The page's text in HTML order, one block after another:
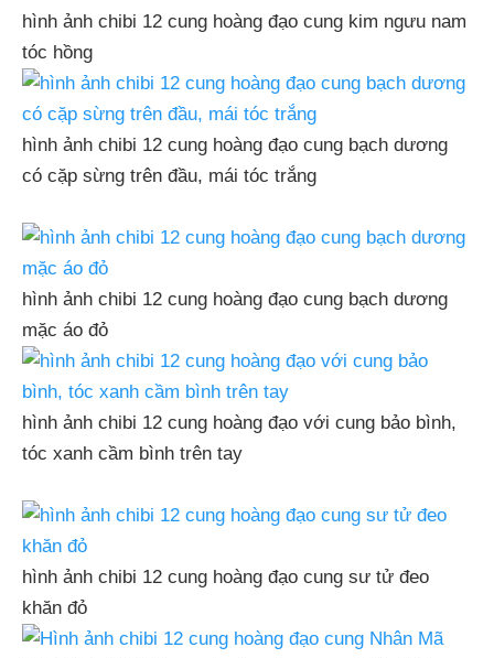
hình ảnh chibi 12 cung hoàng đạo cung kim ngưu nam
tóc hồng
hình ảnh chibi 12 cung hoàng đạo cung bạch dương
có cặp sừng trên đầu, mái tóc trắng
hình ảnh chibi 12 cung hoàng đạo cung bạch dương
mặc áo đỏ
hình ảnh chibi 12 cung hoàng đạo với cung bảo bình,
tóc xanh cầm bình trên tay
hình ảnh chibi 12 cung hoàng đạo cung sư tử đeo
khăn đỏ